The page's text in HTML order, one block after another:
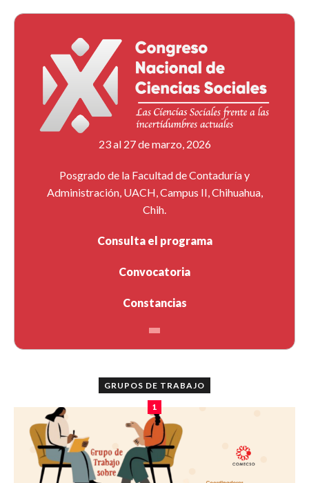
23 al 27 de marzo, 2026
Posgrado de la Facultad de Contaduría y
Administración, UACH, Campus II, Chihuahua,
Chih.
Consulta el programa
Convocatoria
Constancias
GRUPOS DE TRABAJO
1